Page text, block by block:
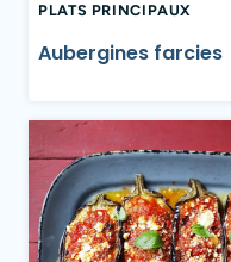
PLATS PRINCIPAUX
Aubergines farcies